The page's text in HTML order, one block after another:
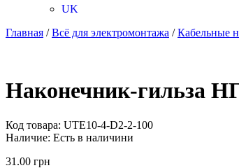
UK
Главная /Всё для электромонтажа /Кабельные
Наконечник-гильза
Код товара: UTE10-4-D2-2-100
Наличие: Есть в наличини
31.00 грн